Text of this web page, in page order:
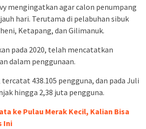
mengingatkan agar calon penumpang
hari. Terutama di pelabuhan sibuk
Ketapang, dan Gilimanuk.
pada 2020, telah mencatatkan
dalam penggunaan.
438.105 pengguna, dan pada Juli
hingga 2,38 juta pengguna.
ke Pulau Merak Kecil, Kalian Bisa
Ini